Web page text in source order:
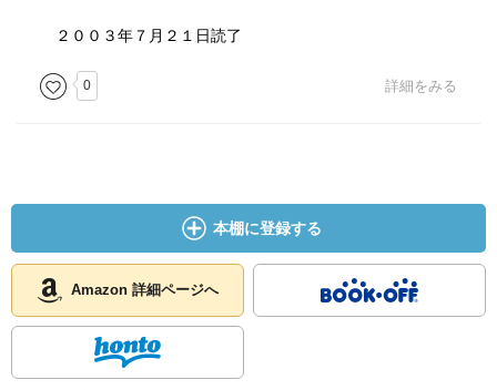
２００３年７月２１日読了
0 詳細をみる
本棚に登録する
Amazon 詳細ページへ